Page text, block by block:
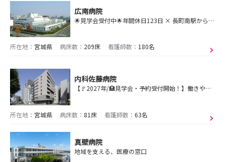
広南病院
🌟見学会受付中🌟年間休日123日 × 長町南駅から徒歩10分×月平均残業5時間 ご応募お待ちしてます✨
所在地： 宮城県 病床数： 209床 看護師数： 180名
内科佐藤病院
【🚩2027年/🏥見学会・予約受付開始！】働きやすさも、学びやすさも✨内科佐藤病院で看護の一歩を👣
所在地： 宮城県 病床数： 81床 看護師数： 63名
真壁病院
地域を支える、医療の窓口